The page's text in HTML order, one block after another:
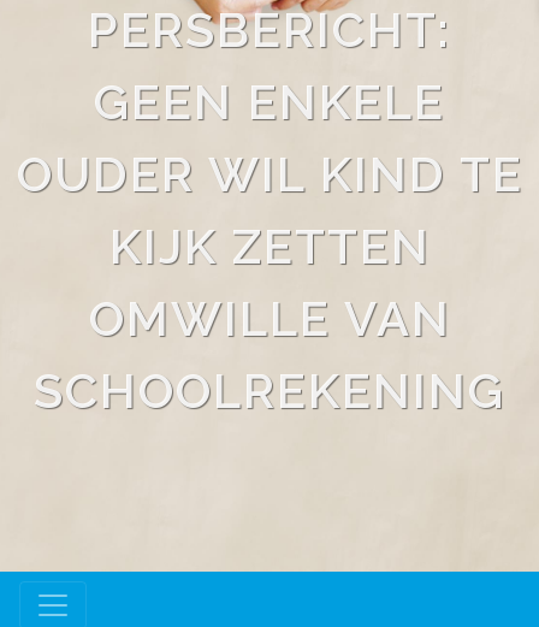
PERSBERICHT:
GEEN ENKELE
OUDER WIL KIND TE
KIJK ZETTEN
OMWILLE VAN
SCHOOLREKENING